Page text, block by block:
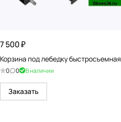
7 500 ₽
Корзина под лебедку быстросъемная
0 0 В наличии
Заказать